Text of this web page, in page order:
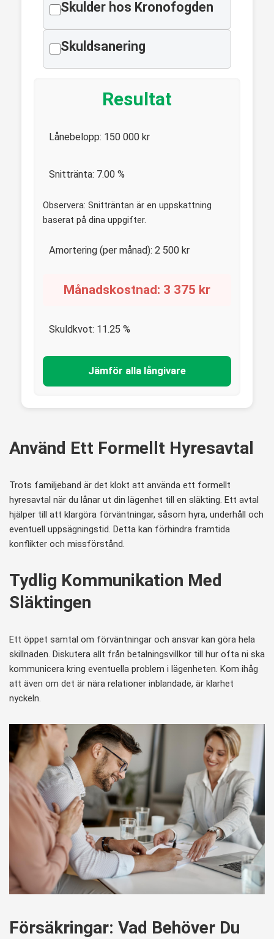
Skulder hos Kronofogden
Skuldsanering
Resultat
Lånebelopp: 150 000 kr
Snittränta: 7.00 %
Observera: Snitträntan är en uppskattning
baserat på dina uppgifter.
Amortering (per månad): 2 500 kr
Månadskostnad: 3 375 kr
Skuldkvot: 11.25 %
Jämför alla långivare
Använd Ett Formellt Hyresavtal
Trots familjeband är det klokt att använda ett formellt
hyresavtal när du lånar ut din lägenhet till en släkting. Ett avtal
hjälper till att klargöra förväntningar, såsom hyra, underhåll och
eventuell uppsägningstid. Detta kan förhindra framtida
konflikter och missförstånd.
Tydlig Kommunikation Med
Släktingen
Ett öppet samtal om förväntningar och ansvar kan göra hela
skillnaden. Diskutera allt från betalningsvillkor till hur ofta ni ska
kommunicera kring eventuella problem i lägenheten. Kom ihåg
att även om det är nära relationer inblandade, är klarhet
nyckeln.
Försäkringar: Vad Behöver Du